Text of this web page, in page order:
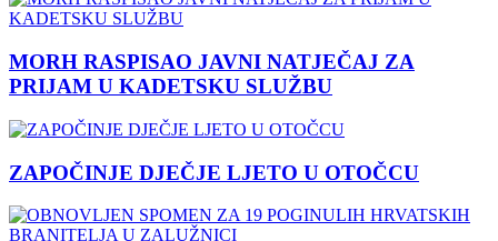
MORH RASPISAO JAVNI NATJEČAJ ZA
PRIJAM U KADETSKU SLUŽBU
ZAPOČINJE DJEČJE LJETO U OTOČCU